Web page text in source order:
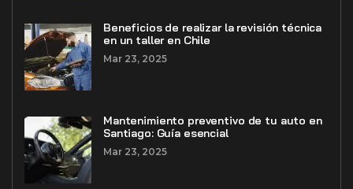
Beneficios de realizar la revisión técnica
en un taller en Chile
Mar 23, 2025
Mantenimiento preventivo de tu auto en
Santiago: Guía esencial
Mar 23, 2025